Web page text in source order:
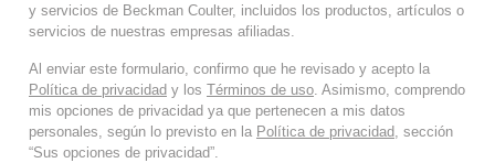
y servicios de Beckman Coulter, incluidos los productos, artículos o
servicios de nuestras empresas afiliadas.
Al enviar este formulario, confirmo que he revisado y acepto la
Política de privacidad y los Términos de uso. Asimismo, comprendo
mis opciones de privacidad ya que pertenecen a mis datos
personales, según lo previsto en la Política de privacidad, sección
“Sus opciones de privacidad”.